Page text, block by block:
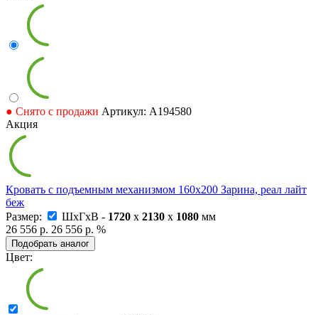
● Снято с продажи Артикул: А194580
Акция
Кровать с подъемным механизмом 160х200 Зарина, реал лайт
беж
Размер:
ШxГxВ - 1720 x 2130 x 1080 мм
26 556 р. 26 556 р. %
Подобрать аналог
Цвет: